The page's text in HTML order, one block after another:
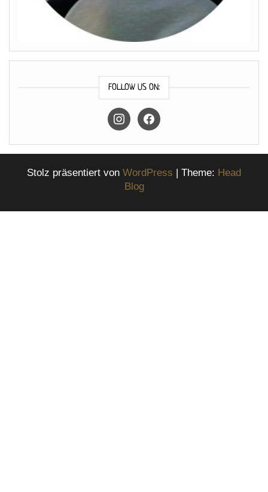
FOLLOW US ON:
instagramfacebook
Stolz präsentiert von WordPress | Theme: Head
Blog